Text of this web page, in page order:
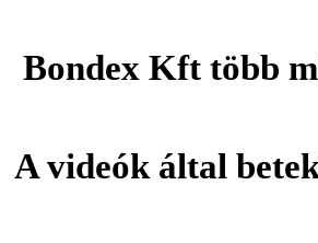
Bondex Kft több
A videók által